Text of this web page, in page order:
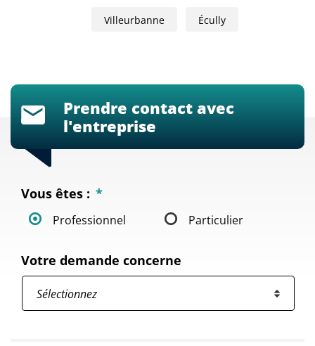
Villeurbanne Écully
Prendre contact avec
l'entreprise
Vous êtes : *
Professionnel Particulier
Votre demande concerne